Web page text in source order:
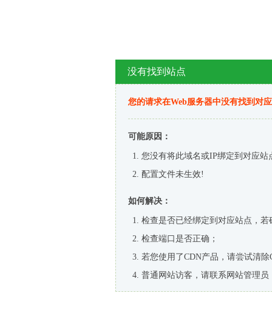
没有找到站点
您的请求在Web服务器中没有找到对
可能原因：
您没有将此域名或IP绑定到对应站
配置文件未生效!
如何解决：
检查是否已经绑定到对应站点，
检查端口是否正确；
若您使用了CDN产品，请尝试清除
普通网站访客，请联系网站管理员